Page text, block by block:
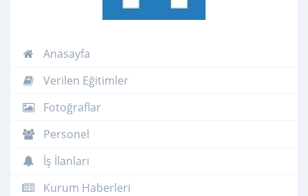
Anasayfa
Verilen Eğitimler
Fotoğraflar
Personel
İş İlanları
Kurum Haberleri